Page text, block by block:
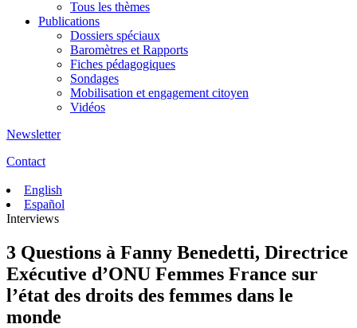
Tous les thèmes
Publications
Dossiers spéciaux
Baromètres et Rapports
Fiches pédagogiques
Sondages
Mobilisation et engagement citoyen
Vidéos
Newsletter
Contact
English
Español
Interviews
3 Questions à Fanny Benedetti, Directrice
Exécutive d’ONU Femmes France sur
l’état des droits des femmes dans le
monde